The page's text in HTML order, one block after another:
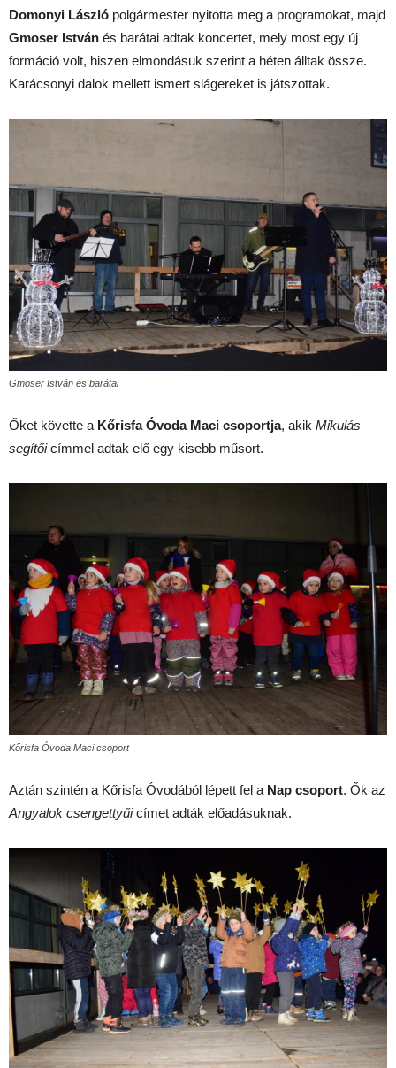
Domonyi László polgármester nyitotta meg a programokat, majd
Gmoser István és barátai adtak koncertet, mely most egy új
formáció volt, hiszen elmondásuk szerint a héten álltak össze.
Karácsonyi dalok mellett ismert slágereket is játszottak.
Gmoser István és barátai
Őket követte a Kőrisfa Óvoda Maci csoportja, akik Mikulás
segítőicímmel adtak elő egy kisebb műsort.
Kőrisfa Óvoda Maci csoport
Aztán szintén a Kőrisfa Óvodából lépett fel a Nap csoport. Ők az
Angyalok csengettyűicímet adták előadásuknak.